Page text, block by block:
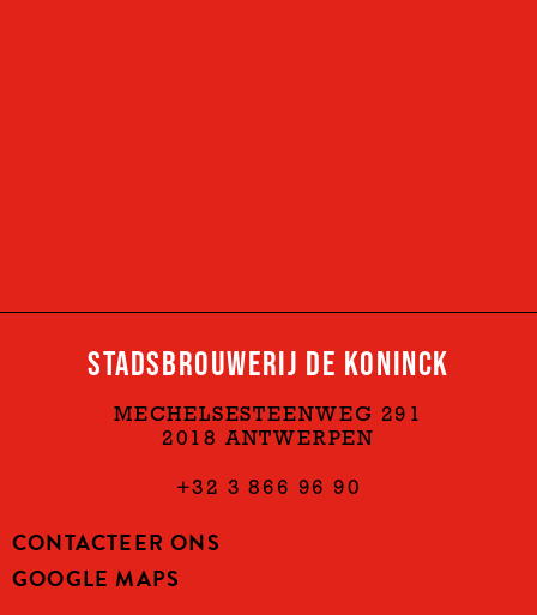
STADSBROUWERIJ DE KONINCK
MECHELSESTEENWEG 291
2018 ANTWERPEN
+32 3 866 96 90
CONTACTEER ONS
GOOGLE MAPS